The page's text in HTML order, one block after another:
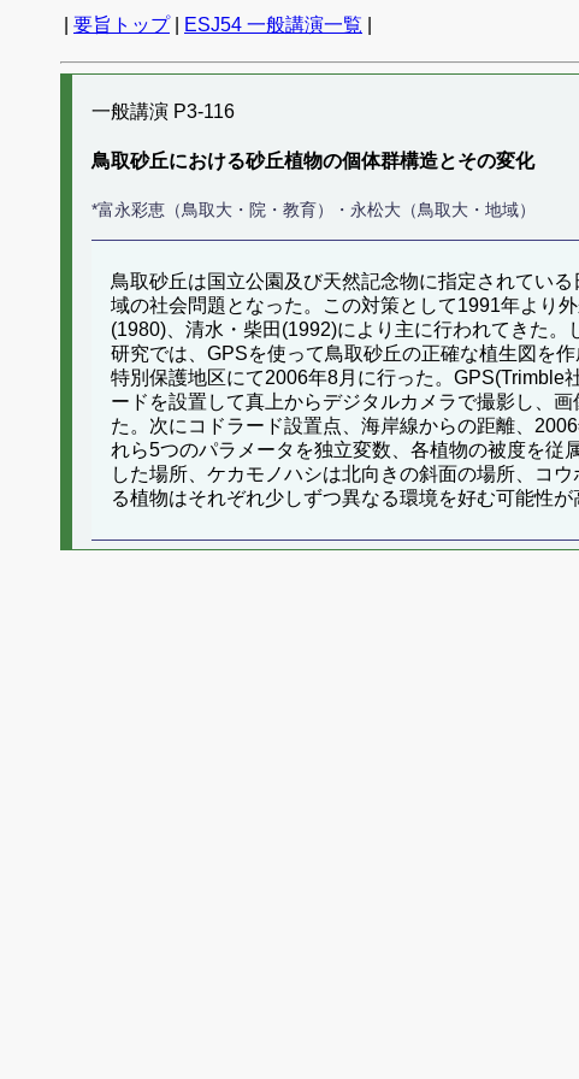
要旨トップ| ESJ54 一般講演一覧
一般講演 P3-116
鳥取砂丘における砂丘植物の個体群構造とその変化
*富永彩恵（鳥取大・院・教育）・永松大（鳥取大・地域）
鳥取砂丘は国立公園及び天然記念物に指定されてい
域の社会問題となった。この対策として1991年より
(1980)、清水・柴田(1992)により主に行われてきた
研究では、GPSを使って鳥取砂丘の正確な植生図を
特別保護地区にて2006年8月に行った。GPS(Trimble
ードを設置して真上からデジタルカメラで撮影し、
た。次にコドラード設置点、海岸線からの距離、
れら5つのパラメータを独立変数、各植物の被度を従
した場所、ケカモノハシは北向きの斜面の場所、コ
る植物はそれぞれ少しずつ異なる環境を好む可能性が